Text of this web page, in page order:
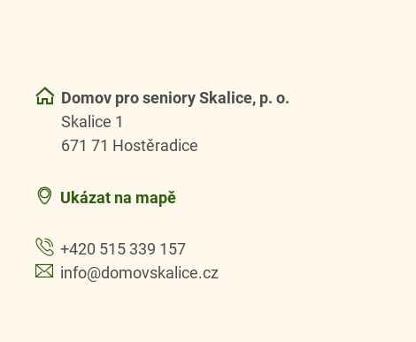
Domov pro seniory Skalice, p. o.
Skalice 1
671 71 Hostěradice
Ukázat na mapě
+420 515 339 157
info@domovskalice.cz